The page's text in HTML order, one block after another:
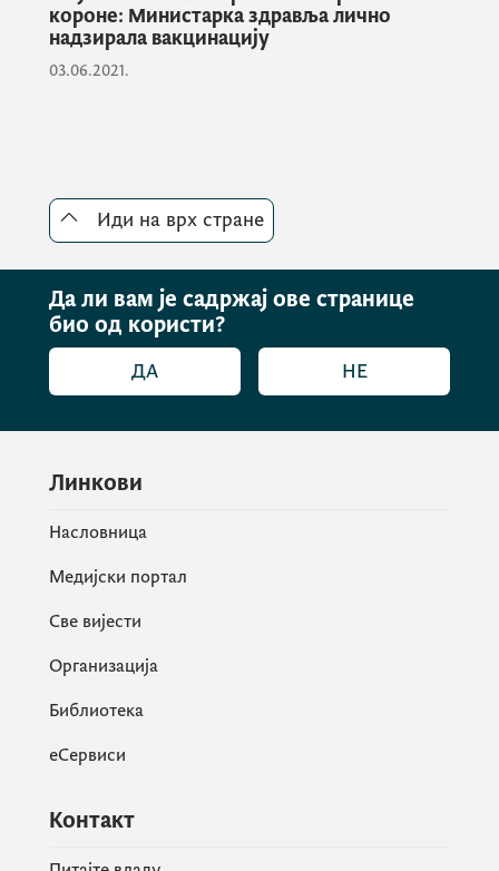
министарка је присуствовала додјели
признања за добровољно давалаштво крви
у СО Никшић.
короне: Министарка здравља лично
надзирала вакцинацију
03.06.2021.
Иди на врх стране
Да ли вам је садржај ове странице
био од користи?
ДА НЕ
Линкови
Насловница
Медијски портал
Све вијести
Организација
Библиотека
еСервиси
Контакт